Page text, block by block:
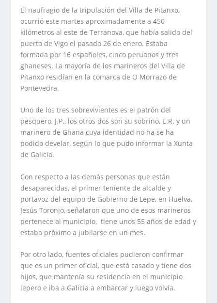
El naufragio de la tripulación del Villa de Pitanxo,
ocurrió este martes aproximadamente a 450
kilómetros al este de Terranova, que había salido del
puerto de Vigo el pasado 26 de enero. Estaba
formada por 16 españoles, cinco peruanos y tres
ghaneses. La mayoría de los marineros del Villa de
Pitanxo residían en la comarca de O Morrazo de
Pontevedra.
Uno de los tres sobrevivientes es el patrón del
pesquero, J.P., los otros dos son su sobrino, E.R. y un
marinero de Ghana cuya identidad no ha se ha
podido develar, según lo que pudo informar la Xunta
de Galicia.
Con respecto a las demás personas que están
desaparecidas, el primer teniente de alcalde y
portavoz del equipo de Gobierno de Lepe, en Huelva,
Jesús Toronjo, señalaron que uno de esos marineros
pertenece al municipio, tiene unos 55 años de edad y
estaba próximo a jubilarse en un mes.
Por otro lado, fuentes oficiales pudieron confirmar
que es un primer oficial, que está casado y tiene dos
hijos, que mantenía su residencia en el municipio
lepero e iba a Galicia a embarcar y luego volvía.